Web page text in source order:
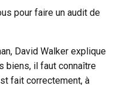
pour faire un audit de
David Walker explique
biens, il faut connaître
fait correctement, à